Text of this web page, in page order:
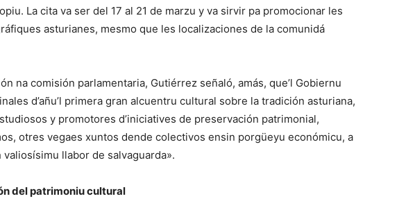
La cita va ser del 17 al 21 de marzu y va sirvir pa promocionar les
asturianes, mesmo que les localizaciones de la comunidá
na comisión parlamentaria, Gutiérrez señaló, amás, que’l Gobiernu
d’añu’l primera gran alcuentru cultural sobre la tradición asturiana,
y promotores d’iniciatives de preservación patrimonial,
otres vegaes xuntos dende colectivos ensin porgüeyu económicu, a
llabor de salvaguarda».
del patrimoniu cultural